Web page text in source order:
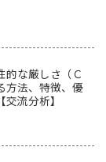
的な厳しさ（Ｃ
方法、特徴、優
流分析】